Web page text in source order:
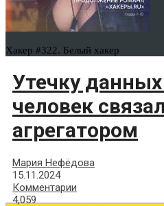
Хакер #322. Белый хакер
Утечку
человек
агрегатором
Мария Нефёдова
15.11.2024
Комментарии
4,059